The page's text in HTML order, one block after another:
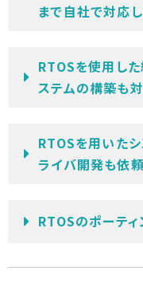
まで自社で対応
RTOSを使用し
ステムの構築も
RTOSを用いたシ
ライバ開発も依
RTOSのポーティ